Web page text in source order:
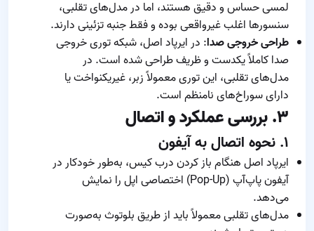
لمسی حساس و دقیق هستند، اما در مدل‌های تقلبی،
سنسورها اغلب غیرواقعی بوده و فقط جنبه تزئینی دارند.
طراحی خروجی صدا: در ایرپاد اصل، شبکه توری خروجی
صدا کاملاً یکدست و ظریف طراحی شده است. در
مدل‌های تقلبی، این توری معمولاً زبر، غیر‌یکنواخت یا
دارای سوراخ‌های نامنظم است.
۳. بررسی عملکرد و اتصال
۱. نحوه اتصال به آیفون
ایرپاد اصل هنگام باز کردن درب کیس، به‌طور خودکار در
آیفون پاپ‌آپ (Pop-Up) اختصاصی اپل را نمایش
می‌دهد.
مدل‌های تقلبی معمولاً باید از طریق بلوتوث به‌صورت